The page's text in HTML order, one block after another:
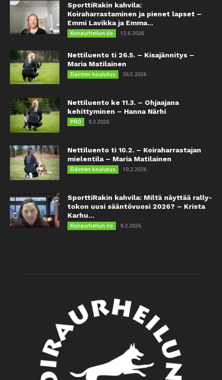
SporttiRakin kahvila:
Koiraharrastaminen ja pienet lapset –
Emmi Lavikka ja Emma...
Koiraurheilun ilo 12.6.2026
Nettiluento ti 26.5. – Kisajännitys –
Maria Matilainen
Eläinten koulutus 26.5.2026
Nettiluento ke 11.3. – Ohjaajana
kehittyminen – Hanna Närhi
PRO 9.3.2026
Nettiluento ti 10.2. – Koiraharrastajan
mielentila – Maria Matilainen
Eläinten koulutus 10.2.2026
SporttiRakin kahvila: Miltä näyttää rally-
tokon uusi sääntövuosi 2026? – Krista
Karhu...
Koiraurheilun ilo 9.2.2026